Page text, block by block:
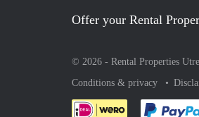
Offer your Rental
© 2026 - Rental Properties
Conditions & privacy